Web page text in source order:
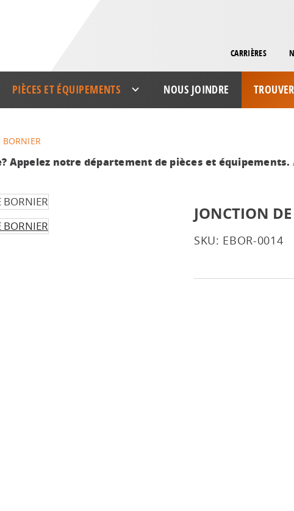
CARRIÈRES
PIÈCES ET ÉQUIPEMENTS NOUS JOINDRE
BORNIER
Appelez notre département de pièces et équipements.
JONCTION
SKU: EBOR-0014